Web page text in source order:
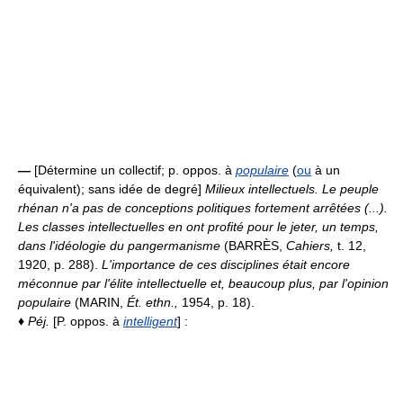
— [Détermine un collectif; p. oppos. à populaire (ou à un
équivalent); sans idée de degré] Milieux intellectuels. Le peuple
rhénan n'a pas de conceptions politiques fortement arrêtées (...).
Les classes intellectuelles en ont profité pour le jeter, un temps,
dans l'idéologie du pangermanisme (BARRÈS, Cahiers, t. 12,
1920, p. 288). L'importance de ces disciplines était encore
méconnue par l'élite intellectuelle et, beaucoup plus, par l'opinion
populaire (MARIN, Ét. ethn., 1954, p. 18).
♦ Péj. [P. oppos. à intelligent] :